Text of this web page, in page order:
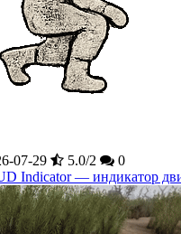
07-29 5.0/2
0
Indicator — индикатор